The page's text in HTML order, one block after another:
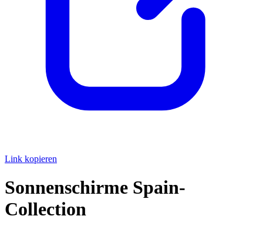
Link kopieren
Sonnenschirme Spain-
Collection